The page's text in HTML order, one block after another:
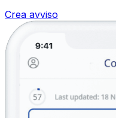
Crea avviso